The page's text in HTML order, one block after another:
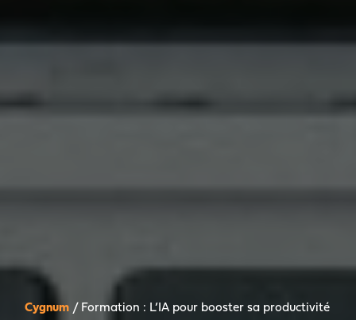
Cygnum / Formation : L’IA pour booster sa productivité